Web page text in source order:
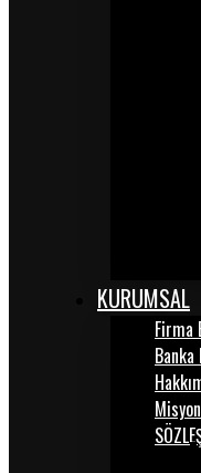
KURUMSAL
Firma